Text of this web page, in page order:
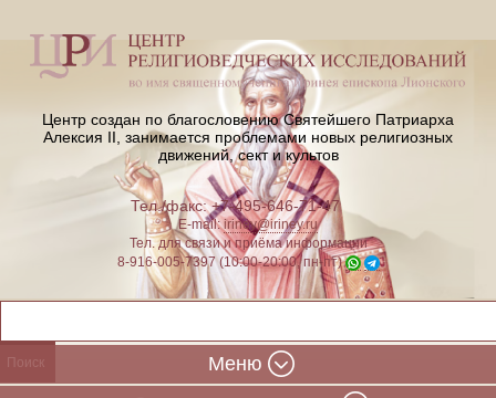
Центр создан по благословению Святейшего Патриарха
Алексия II, занимается проблемами новых религиозных
движений, сект и культов
Тел./факс: +7-495-646-71-47
E-mail:iriney@iriney.ru
Тел. для связи и приёма информации
8-916-005-7397 (10:00-20:00, пн-пт)
Меню